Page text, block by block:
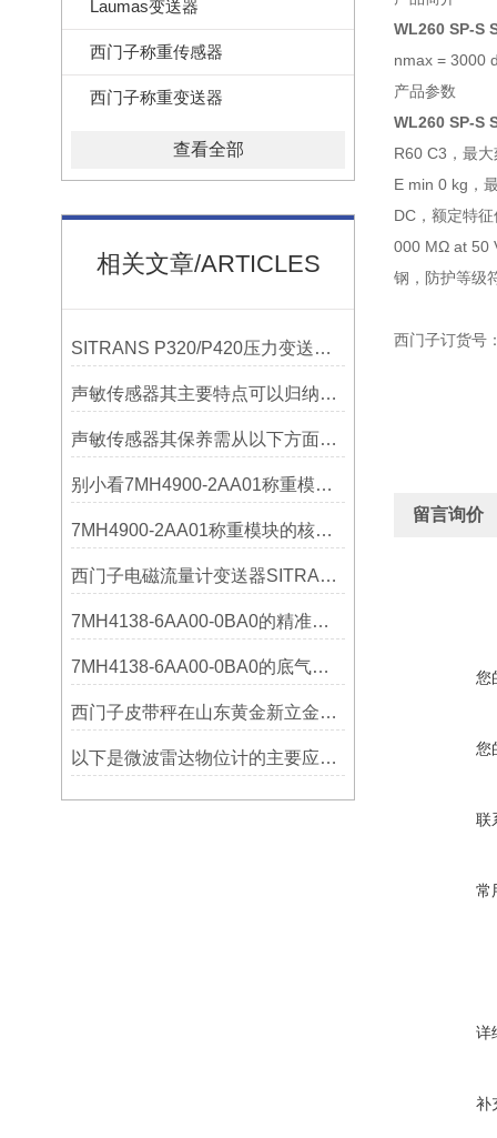
Laumas变送器
西门子称重传感器
西门子称重变送器
查看全部
相关文章/ARTICLES
SITRANS P320/P420压力变送器概述
声敏传感器其主要特点可以归纳为以下几个核心维度
声敏传感器其保养需从以下方面入手
别小看7MH4900-2AA01称重模块！这些你日常接触的领域，早已离不开它
7MH4900-2AA01称重模块的核心亮点，藏着让效率翻倍的“关键密码”
西门子电磁流量计变送器SITRANS FMT020的功能
7MH4138-6AA00-0BA0的精准从何而来？关键组成部分，藏着答案！
7MH4138-6AA00-0BA0的底气：这些核心功能，让精准称重不再是难题
西门子皮带秤在山东黄金新立金矿的成功应用
以下是微波雷达物位计的主要应用领域及具体场景分析
WL260 SP-S
nmax = 3000
产品参数
WL260 SP-S
R60 C3，最
E min 0 kg，
DC，额定特
000 MΩ at 50
钢，防护等级
西门子订货号
留言询价
您
您
联
常
详
补